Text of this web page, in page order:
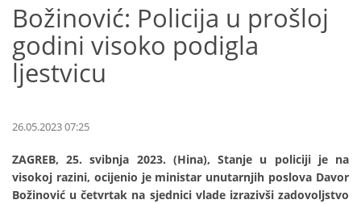
Božinović: Policija u prošloj
godini visoko podigla
ljestvicu
26.05.2023 07:25
ZAGREB, 25. svibnja 2023. (Hina), Stanje u policiji je na
visokoj razini, ocijenio je ministar unutarnjih poslova Davor
Božinović u četvrtak na sjednici vlade izrazivši zadovoljstvo